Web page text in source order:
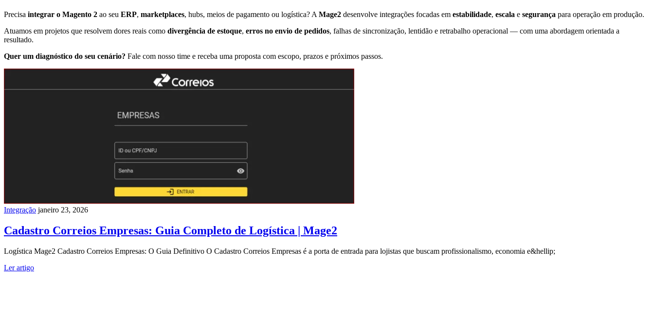
Precisa integrar o Magento 2 ao seu ERP, marketplaces, hubs, meios de pagamento ou logística? A Mage2 desenvolve integrações focadas em estabilidade, escala e segurança para operação em produção.
Atuamos em projetos que resolvem dores reais como divergência de estoque, erros no envio de pedidos, falhas de sincronização, lentidão e retrabalho operacional — com uma abordagem orientada a
resultado.
Quer um diagnóstico do seu cenário? Fale com nosso time e receba uma proposta com escopo, prazos e próximos passos.
Integração janeiro 23, 2026
Cadastro Correios Empresas: Guia Completo de Logística | Mage2
Logística Mage2 Cadastro Correios Empresas: O Guia Definitivo O Cadastro Correios Empresas é a porta de entrada para lojistas que buscam profissionalismo, economia e&hellip;
Ler artigo